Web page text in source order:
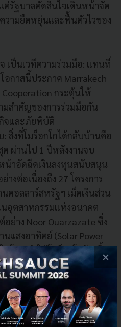
ต่รัฐบาลตัดสินใจเดินหน้าจัด
วามยืดหยุ่นและฟื้นตัวไวของ
เป็นเวทีความร่วมมือ: แทนที่
อกาสนี้ประกาศ Marrakech
กระตุ้นให้
มสำคัญของการร่วมมือกัน
จและภัยพิบัติ
: สิ่งที่โมร็อกโกได้กลับบ้านคือ
ผ่านไป 1 ปีหลังงานจบ
น้าอัดฉีดเงินลงทุนสนับสนุน
างต่อเนื่องถึง 27 โครงการ
ดอลลาร์สหรัฐฯ เม็ดเงินส่วน
อุตสาหกรรมแห่งอนาคต
อย่าง Noor Ouarzazate ซึ่ง
แสงอาทิตย์ (Solar Power
นโลก ทำให้โมร็อกโกก้าวขึ้น
ะอาดในภูมิภาคแอฟริกาตอน
ภูมิ
ก็บเหรียญอะไรกลับบ้าน?
×